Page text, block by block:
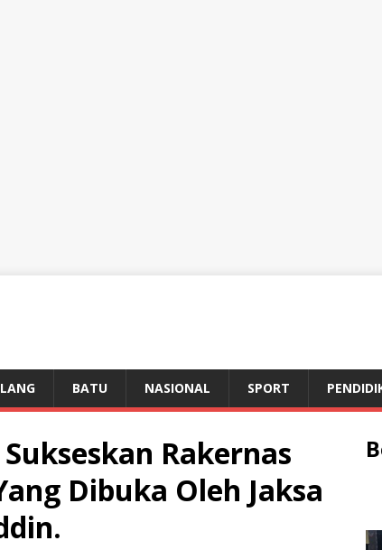
BATU NASIONAL SPORT
Rakernas
Dibuka Oleh Jaksa